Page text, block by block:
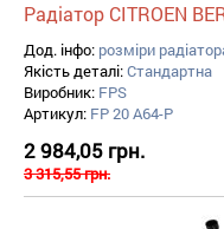
Радіатор CITROEN
Дод. інфо: розміри
Якість деталі:Стандартна
Виробник: FPS
Артикул: FP 20 A64-P
2 984,05 грн.
3 315,55 грн.